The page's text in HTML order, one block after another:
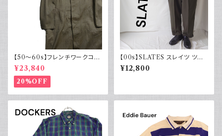
【50～60s】フレンチワークコー
ト ショップコート フレンチヴィン
テージ
¥23,840
20%OFF
【00s】SLATES スレイツ ツー
タック スラックス リーバイス Le
vi's カーキグリーン 古着
¥12,800